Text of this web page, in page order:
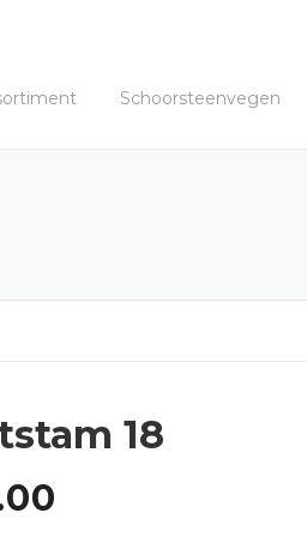
Schoorsteenvegen
18